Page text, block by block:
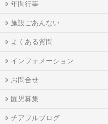
年間行事
施設ごあんない
よくある質問
インフォメーション
お問合せ
園児募集
チアフルブログ